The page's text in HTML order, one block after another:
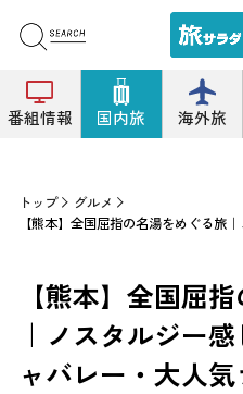
番組情報 国内旅 海外旅
トップ
グルメ
【熊本】全国屈
｜ノスタルジー
ャバレー・大人